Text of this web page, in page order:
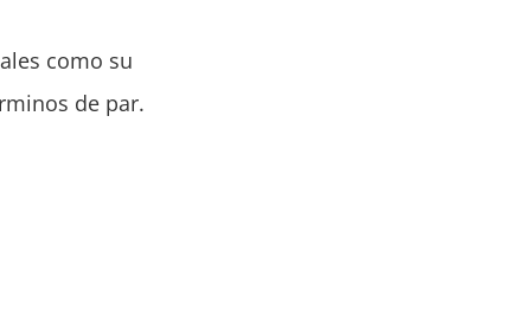
como su
de par.